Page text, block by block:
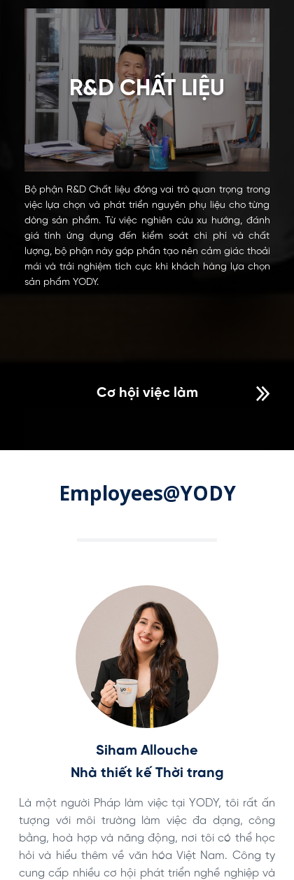
R&D CHẤT LIỆU
Bộ phận R&D Chất liệu đóng vai trò quan trọng trong
việc lựa chọn và phát triển nguyên phụ liệu cho từng
dòng sản phẩm. Từ việc nghiên cứu xu hướng, đánh
giá tính ứng dụng đến kiểm soát chi phí và chất
lượng, bộ phận này góp phần tạo nên cảm giác thoải
mái và trải nghiệm tích cực khi khách hàng lựa chọn
sản phẩm YODY.
Cơ hội việc làm
Siham Allouche
Nhà thiết kế Thời trang
Là một người Pháp làm việc tại YODY, tôi rất ấn
tượng với môi trường làm việc đa dạng, công
bằng, hoà hợp và năng động, nơi tôi có thể học
hỏi và hiểu thêm về văn hóa Việt Nam. Công ty
cung cấp nhiều cơ hội phát triển nghề nghiệp và
Employees@YODY